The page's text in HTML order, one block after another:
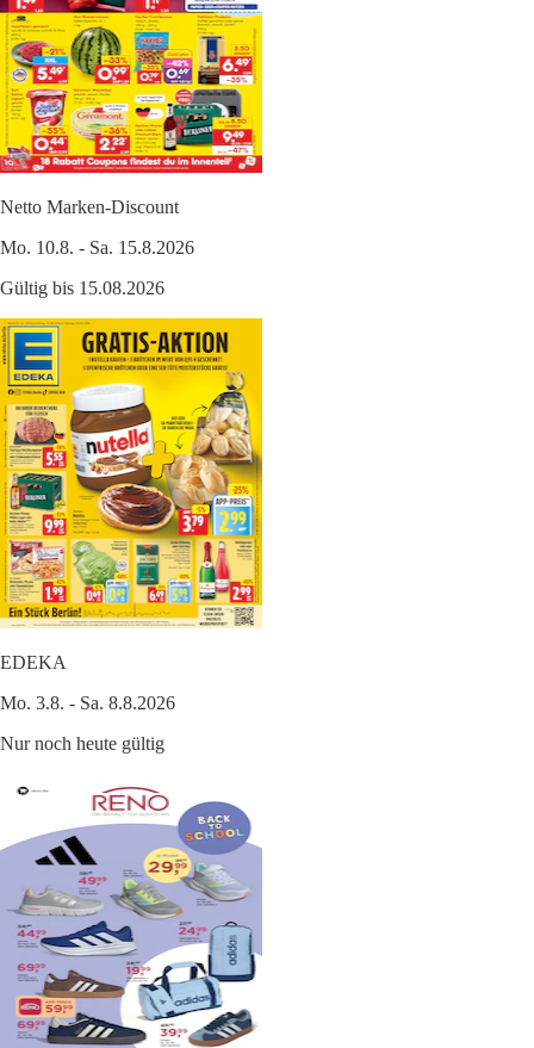
Netto Marken-Discount
Mo. 10.8. - Sa. 15.8.2026
Gültig bis 15.08.2026
EDEKA
Mo. 3.8. - Sa. 8.8.2026
Nur noch heute gültig